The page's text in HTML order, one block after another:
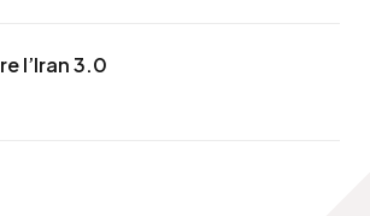
l’Iran 3.0